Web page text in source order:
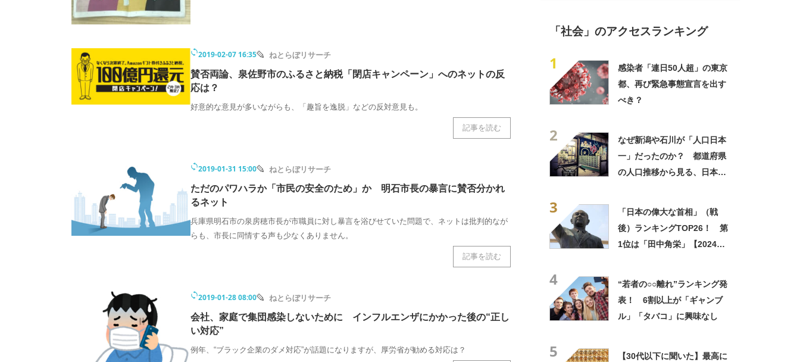
2019-02-07 16:35 ねとらぼリサーチ
賛否両論、泉佐野市のふるさと納税「閉店キャンペーン」へのネットの反
応は？
好意的な意見が多いながらも、「趣旨を逸脱」などの反対意見も。
記事を読む
2019-01-31 15:00 ねとらぼリサーチ
ただのパワハラか「市民の安全のため」か 明石市長の暴言に賛否分かれ
るネット
兵庫県明石市の泉房穂市長が市職員に対し暴言を浴びせていた問題で、ネットは批判的なが
らも、市長に同情する声も少なくありません。
記事を読む
2019-01-28 08:00 ねとらぼリサーチ
会社、家庭で集団感染しないために インフルエンザにかかった後の“正し
い対応”
例年、“ブラック企業のダメ対応”が話題になりますが、厚労省が勧める対応は？
「社会」のアクセスランキング
1
感染者「連日50人超」の東京
都、再び緊急事態宣言を出す
べき？
2
なぜ新潟や石川が「人口日本
一」だったのか？ 都道府県
の人口推移から見る、日本近
3
「日本の偉大な首相」（戦
後）ランキングTOP26！ 第
1位は「田中角栄」【2024年
4
“若者の○○離れ”ランキング発
表！ 6割以上が「ギャンブ
ル」「タバコ」に興味なし
5
【30代以下に聞いた】最高に